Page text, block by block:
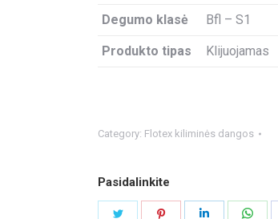
Degumo klasė Bfl – S1
Produkto tipas Klijuojamas
Category: Flotex kiliminės dangos
Pasidalinkite
Share
Share